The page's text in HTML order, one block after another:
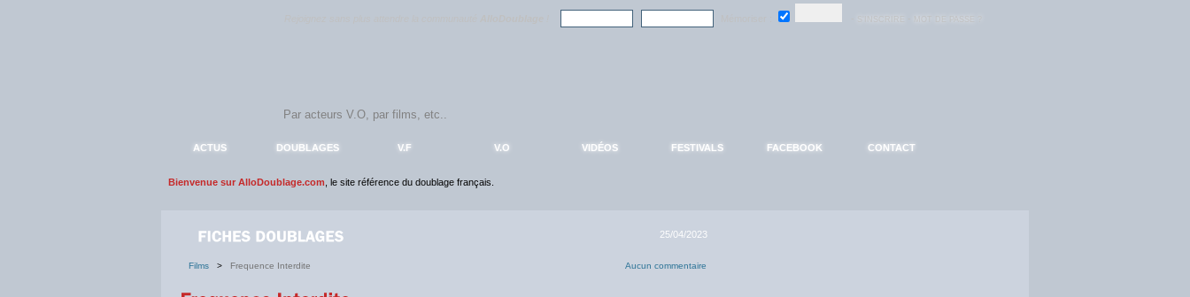
ACTUS DOUBLAGES V.F V.O VIDÉOS FESTIVALS FACEBOOK CONTACT
Bienvenue sur AlloDoublage.com , le site référence du doublage français.
25/04/2023
Films > Frequence Interdite Aucun commentaire